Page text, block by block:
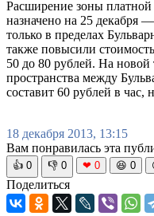
Расширение зоны платной
назначено на 25 декабря
только в пределах
также повысили
50 до 80 рублей. На новой
пространства между
составит 60 рублей в час,
18 декабря 2013, 13:15
Вам понравилась эта
👍 0 👎 0 ❤ 0 😆 0
Поделиться